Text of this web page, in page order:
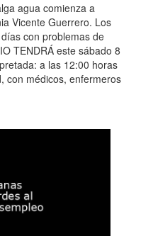
agua comienza a
Vicente Guerrero. Los
con problemas de
TENDRÁ este sábado 8
a las 12:00 horas
con médicos, enfermeros